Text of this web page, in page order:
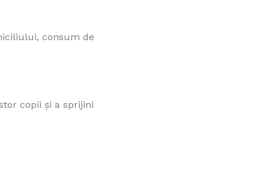
consum de
copii și a sprijini